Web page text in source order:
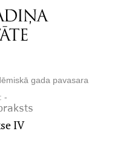
gada pavasara
-
IV